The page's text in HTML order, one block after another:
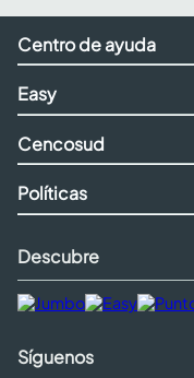
Centro de ayuda
Easy
Cencosud
Políticas
Descubre
Síguenos